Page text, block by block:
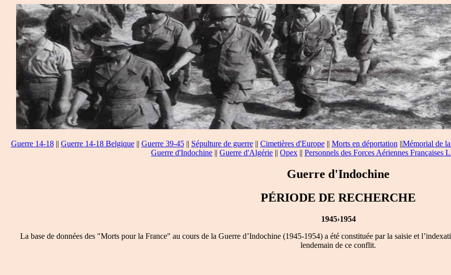
Guerre 14-18|| Guerre 14-18 Belgique|| Guerre 39-45|| Sépulture de guerre|| Cimetières d'Europe|| Morts en déportation ||Mémorial de
Guerre d'Indochine || Guerre d'Algérie || Opex || Personnels des Forces Aériennes Françaises
Guerre d'Indochine
PÉRIODE DE RECHERCHE
1945›1954
La base de données des "Morts pour la France" au cours de la Guerre d’Indochine (1945-1954) a été constituée par la saisie et
lendemain de ce conflit.